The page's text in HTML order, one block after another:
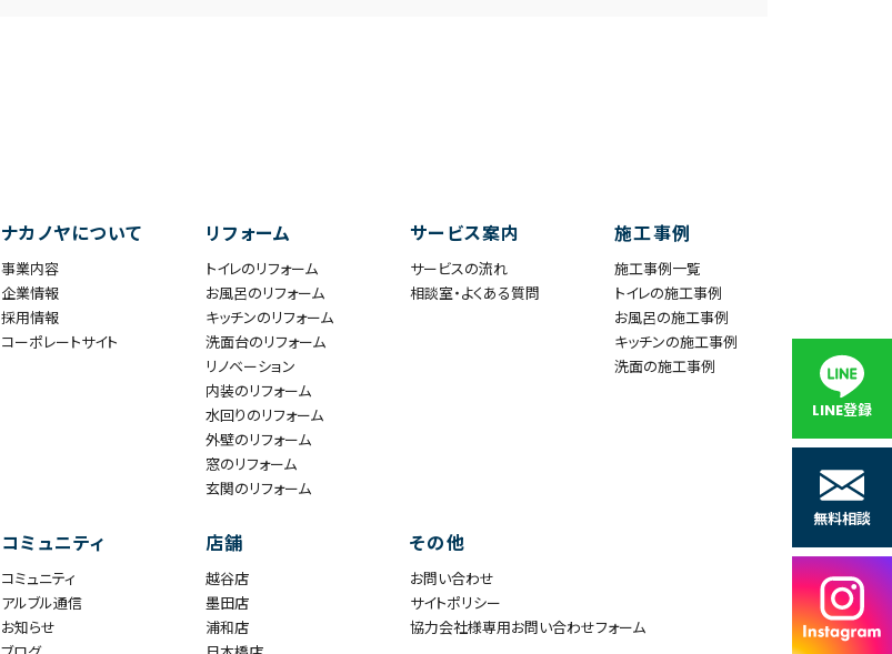
LINE登録
無料相談
ナカノヤについて
事業内容
企業情報
採用情報
コーポレートサイト
リフォーム
トイレのリフォーム
お風呂のリフォーム
キッチンのリフォーム
洗面台のリフォーム
リノベーション
内装のリフォーム
水回りのリフォーム
外壁のリフォーム
窓のリフォーム
玄関のリフォーム
サービス案内
サービスの流れ
相談室・よくある質問
施工事例
施工事例一覧
トイレの施工事例
お風呂の施工事例
キッチンの施工事例
洗面の施工事例
コミュニティ
コミュニティ
アルブル通信
お知らせ
店舗
越谷店
墨田店
浦和店
その他
お問い合わせ
サイトポリシー
協力会社様専用お問い合わせフォーム